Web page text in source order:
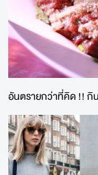
อันตรายกว่าที่คิด !! กิน